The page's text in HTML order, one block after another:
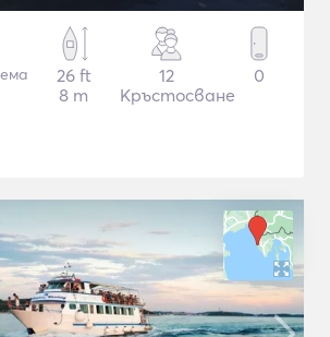
26 ft
8 m
12
Кръстосване
0